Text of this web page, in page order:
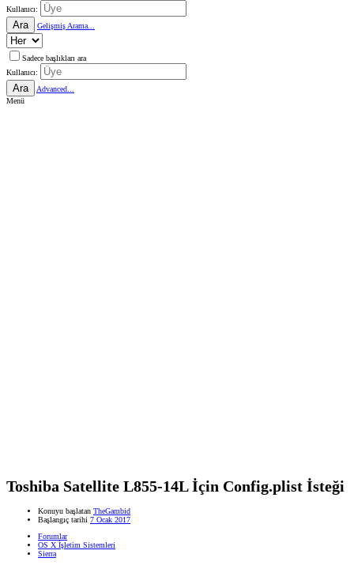
Kullanıcı:
Ara Gelişmiş Arama...
Sadece başlıkları ara
Kullanıcı:
Ara
Advanced...
Menü
Toshiba Satellite L855-14L İçin Config.plist İsteği
Konuyu başlatan TheGambid
Başlangıç tarihi 7 Ocak 2017
Forumlar
OS X İşletim Sistemleri
Sierra